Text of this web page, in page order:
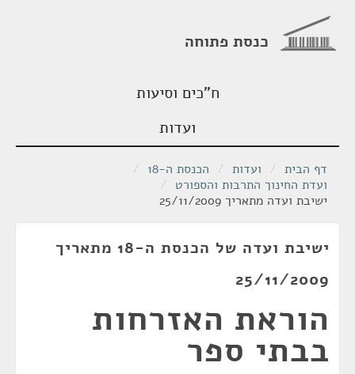
כנסת פתוחה
ח"כים וסיעות
ועדות
דף הבית / ועדות / הכנסת ה-18
/
ועדת החינוך התרבות והספורט /
ישיבת ועדה מתאריך 25/11/2009
ישיבת ועדה של הכנסת ה-18 מתאריך
25/11/2009
הוראת האזרחות
בבתי ספר